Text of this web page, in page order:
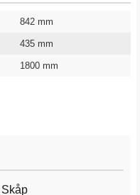
842 mm
435 mm
1800 mm
Skåp